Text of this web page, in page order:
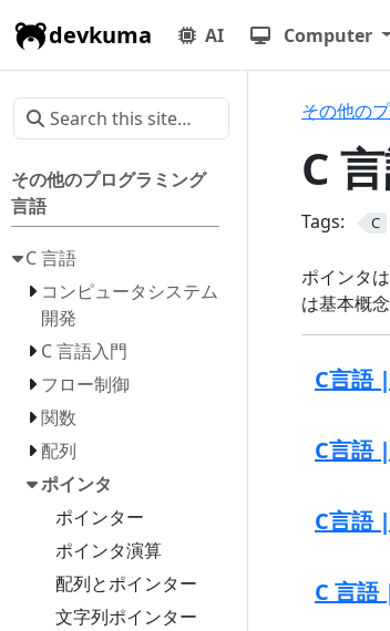
devkuma AI Computer
その他のプログラミング
言語
C 言語
コンピュータシステム
開発
C 言語入門
フロー制御
関数
配列
ポインタ
ポインター
ポインタ演算
配列とポインター
文字列ポインター
その他の
C
Tags: C
ポインタ
は基本概
C言語
C言語
C言語
C 言語